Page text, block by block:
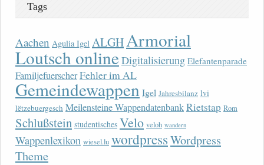
Tags
Aachen Agulia Igel ALGHArmorial
Loutsch onlineDigitalisierung Elefantenparade
FamiljefuerscherFehler im AL
Gemeindewappen Igel Jahresbilanz lvi
lëtzebuergesch Meilensteine WappendatenbankRietstap Rom
Schlußstein studentisches Velo veloh wandern
Wappenlexikon wiesel.lu wordpressWordpress
Theme